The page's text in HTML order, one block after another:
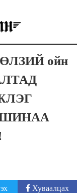
ойн
Хуваалцах